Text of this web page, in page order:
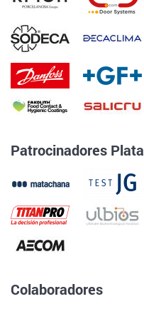
Patrocinadores Plata
Colaboradores